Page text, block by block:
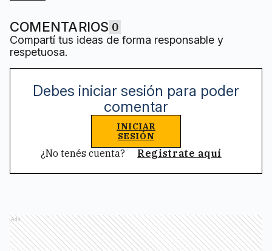
COMENTARIOS 0
Compartí tus ideas de forma responsable y
respetuosa.
Debes iniciar sesión para poder
comentar
INICIAR
SESIÓN
¿No tenés cuenta? Registrate aquí
Ads